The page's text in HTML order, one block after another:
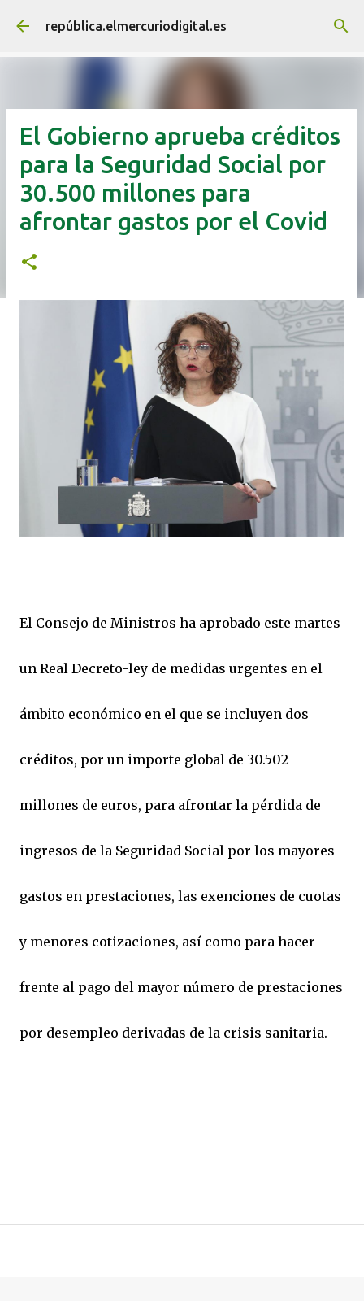
Ir al contenido principal
república.elmercuriodigital.es
El Gobierno aprueba créditos
para la Seguridad Social por
30.500 millones para
afrontar gastos por el Covid
El Consejo de Ministros ha aprobado este martes
un Real Decreto-ley de medidas urgentes en el
ámbito económico en el que se incluyen dos
créditos, por un importe global de 30.502
millones de euros, para afrontar la pérdida de
ingresos de la Seguridad Social por los mayores
gastos en prestaciones, las exenciones de cuotas
y menores cotizaciones, así como para hacer
frente al pago del mayor número de prestaciones
por desempleo derivadas de la crisis sanitaria.